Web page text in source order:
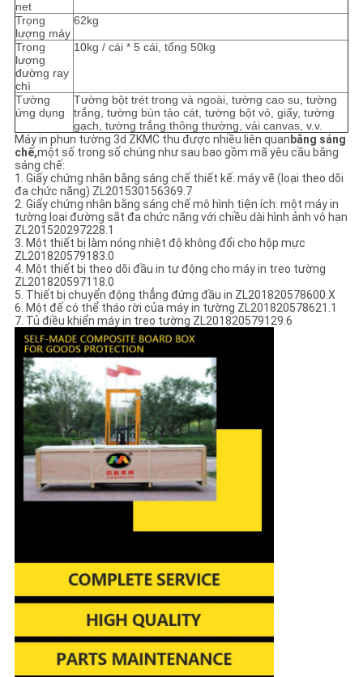
net
Trọng
lượng máy
62kg
Trọng
lượng
đường ray
chì
10kg / cái * 5 cái, tổng 50kg
Tường
ứng dụng
Tường bột trét trong và ngoài, tường cao su, tường
trắng, tường bùn tảo cát, tường bột vỏ, giấy, tường
gạch, tường trắng thông thường, vải canvas, v.v.
Máy in phun tường 3d ZKMC thu được nhiều liên quanbằng sáng
chế,một số trong số chúng như sau bao gồm mã yêu cầu bằng
sáng chế:
1. Giấy chứng nhận bằng sáng chế thiết kế: máy vẽ (loại theo dõi
đa chức năng) ZL201530156369.7
2. Giấy chứng nhận bằng sáng chế mô hình tiện ích: một máy in
tường loại đường sắt đa chức năng với chiều dài hình ảnh vô hạn
ZL201520297228.1
3. Một thiết bị làm nóng nhiệt độ không đổi cho hộp mực
ZL201820579183.0
4. Một thiết bị theo dõi đầu in tự động cho máy in treo tường
ZL201820597118.0
5. Thiết bị chuyển động thẳng đứng đầu in ZL201820578600.X
6. Một đế có thể tháo rời của máy in tường ZL201820578621.1
7. Tủ điều khiển máy in treo tường ZL201820579129.6